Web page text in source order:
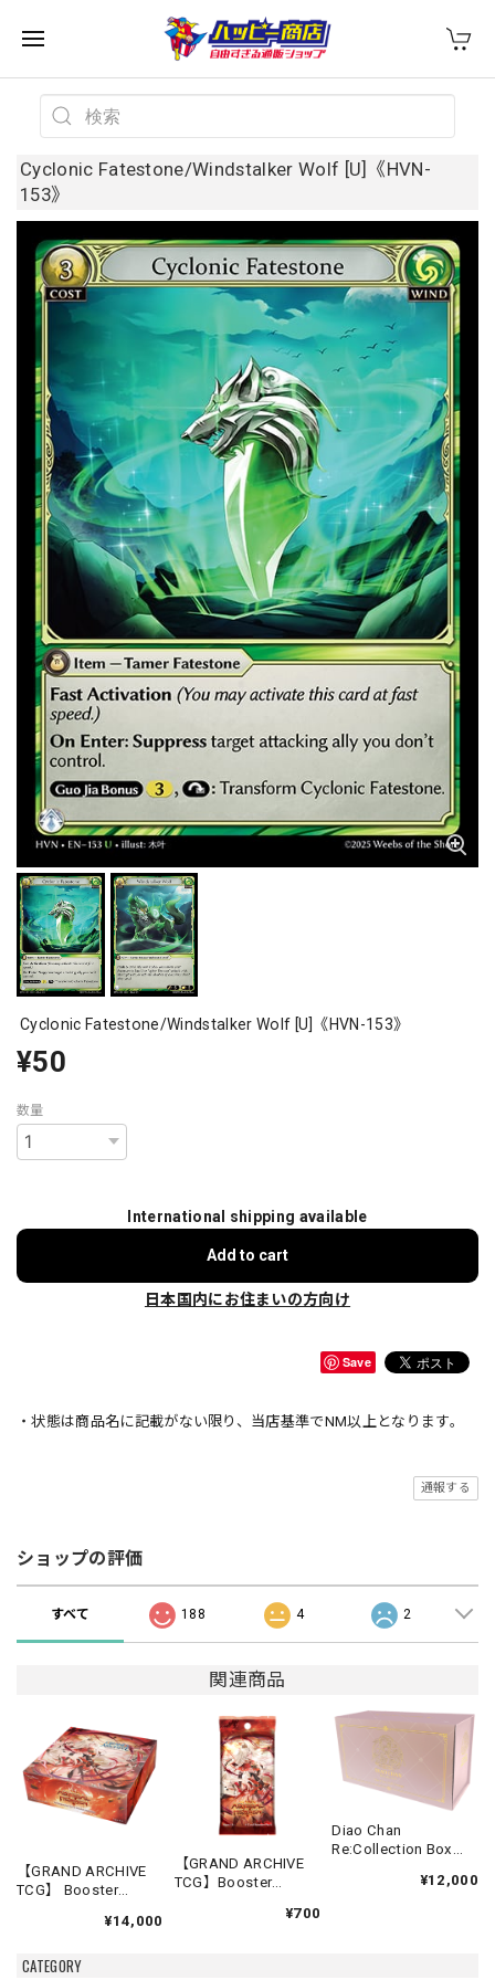
CATEGORY
Cyclonic Fatestone/Windstalker Wolf [U]《HVN-
153》
Cyclonic Fatestone/Windstalker Wolf [U]《HVN-153》
¥50
数量
International shipping available
Add to cart
日本国内にお住まいの方向け
Save
・状態は商品名に記載がない限り、当店基準でNM以上となります。
通報する
ショップの評価
すべて 188 4 2
関連商品
【GRAND ARCHIVE
TCG】 Booster
【Abyssal Heaven】
¥14,000
【GRAND ARCHIVE
TCG】Booster
Heaven】《英語版》
¥700
Diao Chan
Re:Collection Box
¥12,000